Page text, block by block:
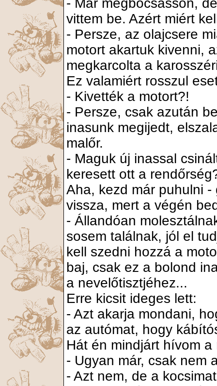
- Már megbocsásson,
vittem be. Azért miért
- Persze, az olajcsere
motort akartuk kivenni,
megkarcolta a
Ez valamiért rosszul
- Kivették a motort?!
- Persze, csak azután
inasunk megijedt,
malőr.
- Maguk új inassal
keresett ott a
Aha, kezd már puhulni
vissza, mert a végén
- Állandóan
sosem találnak, jól el
kell szedni hozzá a
baj, csak ez a bolond
a nevelőtisztjéhez...
Erre kicsit ideges lett:
- Azt akarja mondani,
az autómat, hogy
Hát én mindjárt hívom
- Ugyan már, csak nem
- Azt nem, de a